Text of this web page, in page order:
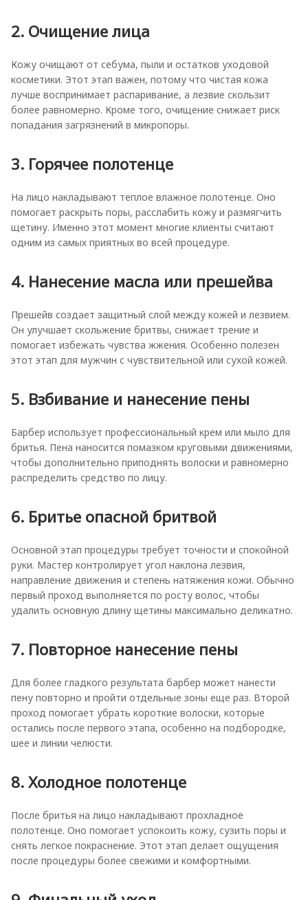
2. Очищение лица
Кожу очищают от себума, пыли и остатков уходовой
косметики. Этот этап важен, потому что чистая кожа
лучше воспринимает распаривание, а лезвие скользит
более равномерно. Кроме того, очищение снижает риск
попадания загрязнений в микропоры.
3. Горячее полотенце
На лицо накладывают теплое влажное полотенце. Оно
помогает раскрыть поры, расслабить кожу и размягчить
щетину. Именно этот момент многие клиенты считают
одним из самых приятных во всей процедуре.
4. Нанесение масла или прешейва
Прешейв создает защитный слой между кожей и лезвием.
Он улучшает скольжение бритвы, снижает трение и
помогает избежать чувства жжения. Особенно полезен
этот этап для мужчин с чувствительной или сухой кожей.
5. Взбивание и нанесение пены
Барбер использует профессиональный крем или мыло для
бритья. Пена наносится помазком круговыми движениями,
чтобы дополнительно приподнять волоски и равномерно
распределить средство по лицу.
6. Бритье опасной бритвой
Основной этап процедуры требует точности и спокойной
руки. Мастер контролирует угол наклона лезвия,
направление движения и степень натяжения кожи. Обычно
первый проход выполняется по росту волос, чтобы
удалить основную длину щетины максимально деликатно.
7. Повторное нанесение пены
Для более гладкого результата барбер может нанести
пену повторно и пройти отдельные зоны еще раз. Второй
проход помогает убрать короткие волоски, которые
остались после первого этапа, особенно на подбородке,
шее и линии челюсти.
8. Холодное полотенце
После бритья на лицо накладывают прохладное
полотенце. Оно помогает успокоить кожу, сузить поры и
снять легкое покраснение. Этот этап делает ощущения
после процедуры более свежими и комфортными.